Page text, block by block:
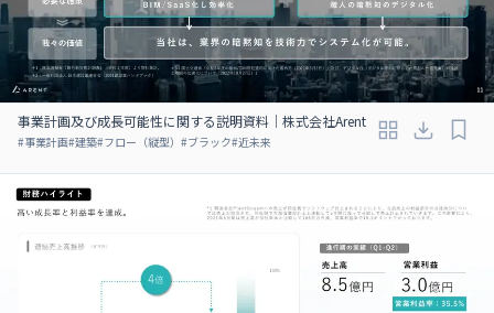
事業計画及び成長可能性に関する説明資料｜株式会社Arent
#事業計画#建築#フロー（縦型） #ブラック#近未来